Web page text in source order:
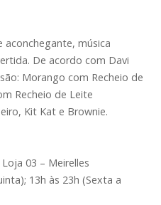
aconchegante, música
De acordo com Davi
Morango com Recheio de
Recheio de Leite
Kit Kat e Brownie.
03 – Meirelles
13h às 23h (Sexta a